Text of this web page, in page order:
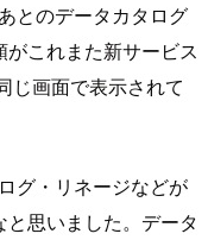
とのデータカタログ
これまた新サービス
じ画面で表示されて
グ・リネージなどが
思いました。データ